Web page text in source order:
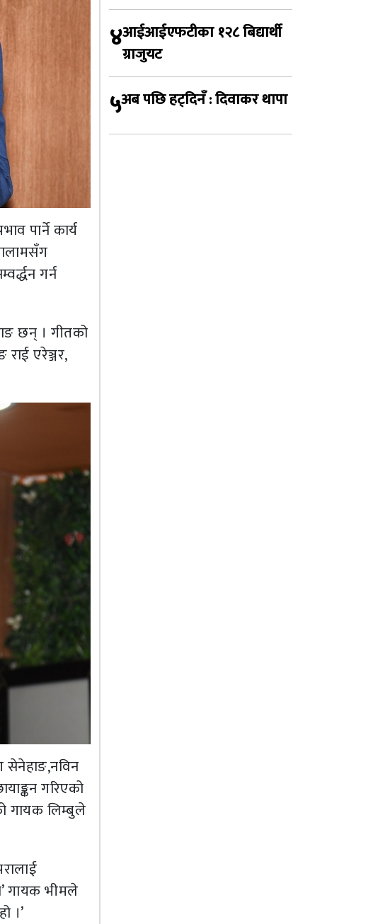
पार्ने कार्य
गर्न
छन् । गीतको
एरेञ्जर,
सेनेहाङ,नविन
गरिएको
गायक लिम्बुले
गायक भीमले
।’
४आईआईएफटीका १२८ बिद्यार्थी
ग्राजुयट
५अब पछि हट्दिनँ : दिवाकर थापा